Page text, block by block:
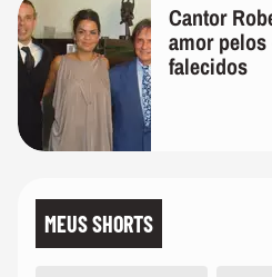
Cantor
amor
falecidos
MEUS SHORTS